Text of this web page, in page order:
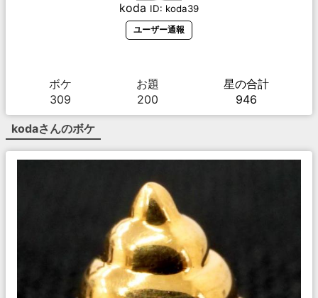
koda ID: koda39
ユーザー通報
ボケ
309
お題
200
星の合計
946
kodaさんのボケ